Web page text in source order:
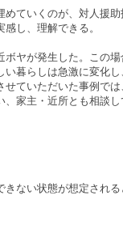
ていくのが、対人援
し、理解できる。
ヤが発生した。この
暮らしは急激に変化
ていただいた事例で
家主・近所とも相談し
ない状態が想定され